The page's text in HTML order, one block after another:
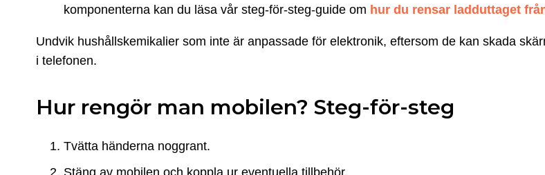
komponenterna kan du läsa vår steg-för-steg-guide om hur du rensar ladduttaget
Undvik hushållskemikalier som inte är anpassade för elektronik, eftersom de kan skada
i telefonen.
Hur rengör man mobilen? Steg-för-steg
Tvätta händerna noggrant.
Stäng av mobilen och koppla ur eventuella tillbehör.